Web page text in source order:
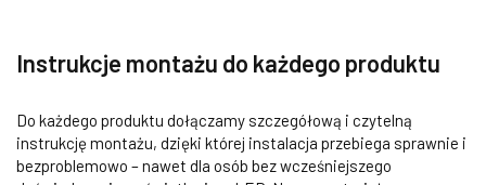
Instrukcje montażu do każdego produktu
Do każdego produktu dołączamy szczegółową i czytelną
instrukcję montażu, dzięki której instalacja przebiega sprawnie i
bezproblemowo – nawet dla osób bez wcześniejszego